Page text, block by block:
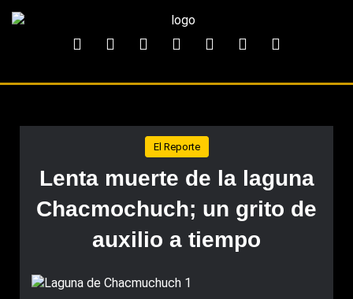
El Reporte
Lenta muerte de la laguna
Chacmochuch; un grito de
auxilio a tiempo